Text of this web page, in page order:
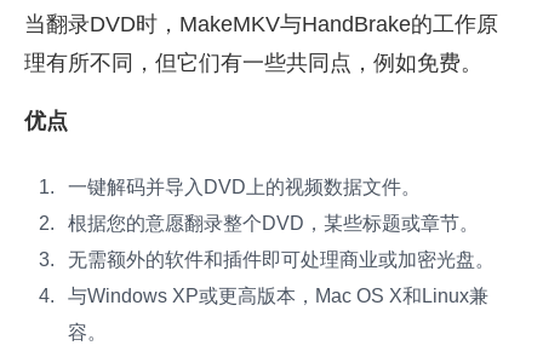
当翻录DVD时，MakeMKV与HandBrake的工作原
理有所不同，但它们有一些共同点，例如免费。
优点
一键解码并导入DVD上的视频数据文件。
根据您的意愿翻录整个DVD，某些标题或章节。
无需额外的软件和插件即可处理商业或加密光盘。
与Windows XP或更高版本，Mac OS X和Linux兼
容。